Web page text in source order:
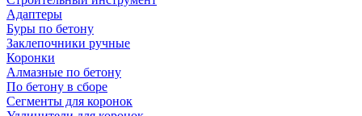
Адаптеры
Буры по бетону
Заклепочники ручные
Коронки
Алмазные по бетону
По бетону в сборе
Сегменты для коронок